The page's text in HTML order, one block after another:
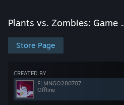
Store
Community
About
Plants vs.
Store Page
CREATED BY
FLMNGO280707
Offline
Plants vs. Zombies:
Plants vs. Zombies: Game of the Year